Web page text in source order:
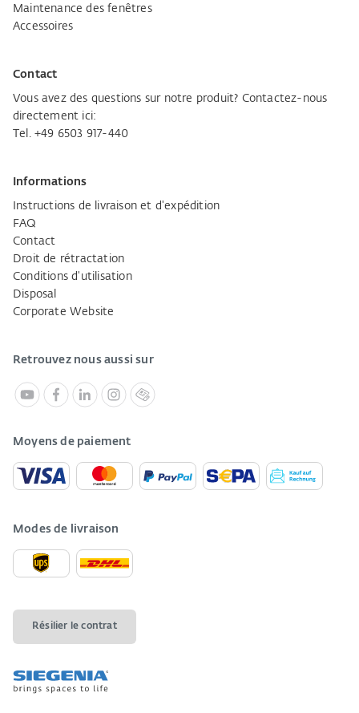
Maintenance des fenêtres
Accessoires
Contact
Vous avez des questions sur notre produit? Contactez-nous
directement ici:
Tel. +49 6503 917-440
Informations
Instructions de livraison et d'expédition
FAQ
Contact
Droit de rétractation
Conditions d'utilisation
Disposal
Corporate Website
Retrouvez nous aussi sur
Moyens de paiement
Modes de livraison
Résilier le contrat